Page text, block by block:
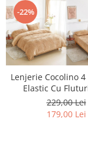
-22%
Lenjerie Cocolino 4
Elastic Cu
229,00 Lei
179,00 Lei